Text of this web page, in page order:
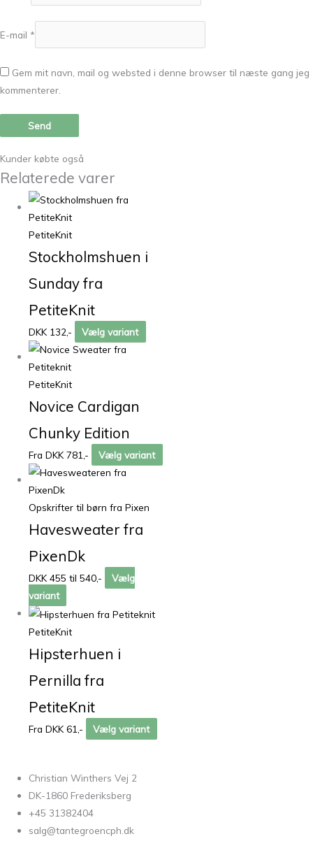
E-mail *
Gem mit navn, mail og websted i denne browser til næste gang jeg
kommenterer.
Kunder købte også
Relaterede varer
PetiteKnit
Stockholmshuen i
Sunday fra
PetiteKnit
DKK 132,- Vælg variant
PetiteKnit
Novice Cardigan
Chunky Edition
Fra DKK 781,- Vælg variant
Opskrifter til børn fra Pixen
Havesweater fra
PixenDk
DKK 455 til 540,-
Vælg
variant
PetiteKnit
Hipsterhuen i
Pernilla fra
PetiteKnit
Fra DKK 61,- Vælg variant
Christian Winthers Vej 2
DK-1860 Frederiksberg
+45 31382404
salg@tantegroencph.dk